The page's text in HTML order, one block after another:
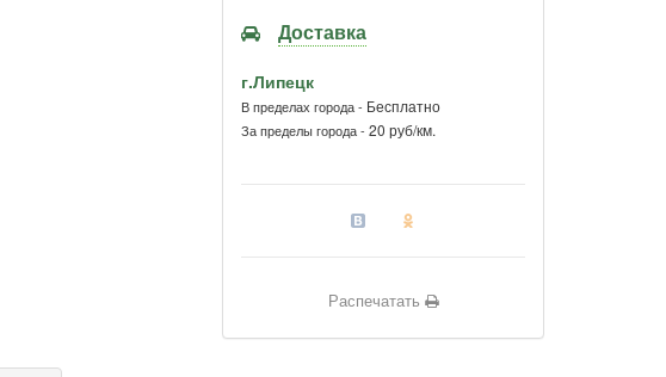
Доставка
г.Липецк
В пределах города - Бесплатно
За пределы города - 20 руб/км.
Распечатать